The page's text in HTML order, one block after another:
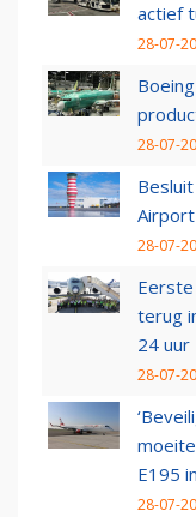
actief
28-07-
28-07-
28-07-
terug
24 uur
28-07-
E195 in
28-07-